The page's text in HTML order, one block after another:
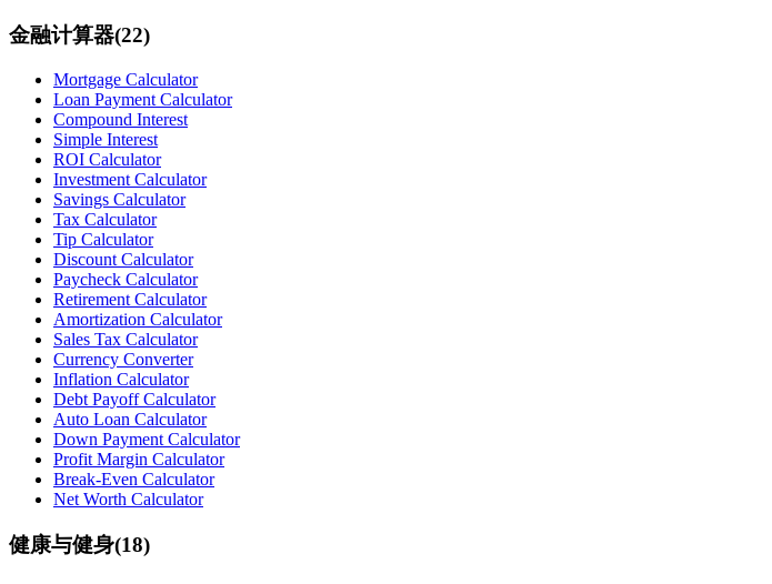
金融计算器(22)
Mortgage Calculator
Loan Payment Calculator
Compound Interest
Simple Interest
ROI Calculator
Investment Calculator
Savings Calculator
Tax Calculator
Tip Calculator
Discount Calculator
Paycheck Calculator
Retirement Calculator
Amortization Calculator
Sales Tax Calculator
Currency Converter
Inflation Calculator
Debt Payoff Calculator
Auto Loan Calculator
Down Payment Calculator
Profit Margin Calculator
Break-Even Calculator
Net Worth Calculator
健康与健身(18)